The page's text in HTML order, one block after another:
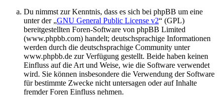
Du nimmst zur Kenntnis, dass es sich bei phpBB um eine
unter der „GNU General Public License v2“ (GPL)
bereitgestellten Foren-Software von phpBB Limited
(www.phpbb.com) handelt; deutschsprachige Informationen
werden durch die deutschsprachige Community unter
www.phpbb.de zur Verfügung gestellt. Beide haben keinen
Einfluss auf die Art und Weise, wie die Software verwendet
wird. Sie können insbesondere die Verwendung der Software
für bestimmte Zwecke nicht untersagen oder auf Inhalte
fremder Foren Einfluss nehmen.